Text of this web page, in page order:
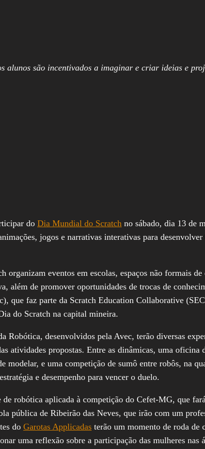
alunos são incentivados a imaginar e criar ideias e
do Dia Mundial do Scratch no sábado, dia 13 de
jogos e narrativas interativas para
organizam eventos em escolas, espaços não formais
além de promover oportunidades de trocas de
que faz parte da Scratch Education Collaborative
do Scratch na capital mineira.
Robótica, desenvolvidos pela Avec, terão diversas
atividades propostas. Entre as dinâmicas, uma
modelar, e uma competição de sumô entre robôs, na
e desempenho para vencer o duelo.
robótica aplicada à competição do Cefet-MG, que
pública de Ribeirão das Neves, que irão com um
do Garotas Applicadas terão um momento de roda de
uma reflexão sobre a participação das mulheres nas